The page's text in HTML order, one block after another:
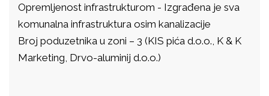
Opremljenost infrastrukturom - Izgrađena je sva
komunalna infrastruktura osim kanalizacije
Broj poduzetnika u zoni – 3 (KIS pića d.o.o., K & K
Marketing, Drvo-aluminij d.o.o.)